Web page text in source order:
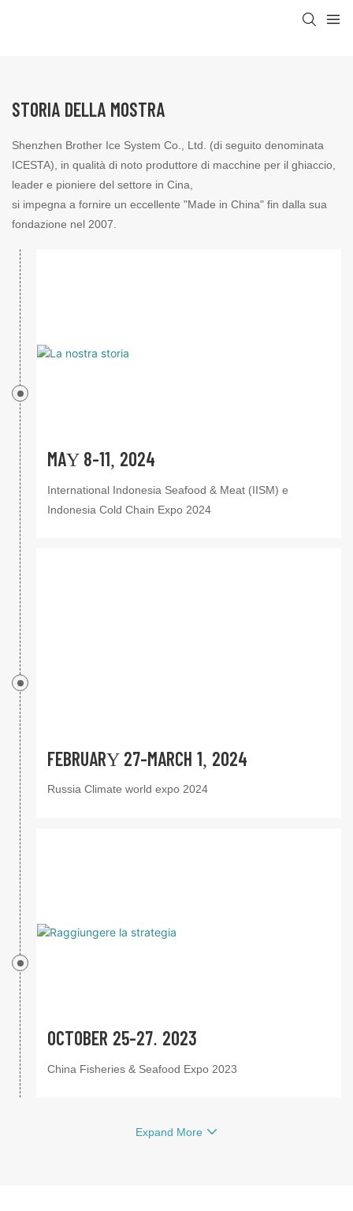
STORIA DELLA MOSTRA
Shenzhen Brother Ice System Co., Ltd. (di seguito denominata
ICESTA), in qualità di noto produttore di macchine per il ghiaccio,
leader e pioniere del settore in Cina,
si impegna a fornire un eccellente "Made in China" fin dalla sua
fondazione nel 2007.
MAY 8-11, 2024
International Indonesia Seafood & Meat (IISM) e
Indonesia Cold Chain Expo 2024
FEBRUARY 27-MARCH 1, 2024
Russia Climate world expo 2024
OCTOBER 25-27. 2023
China Fisheries & Seafood Expo 2023
Expand More